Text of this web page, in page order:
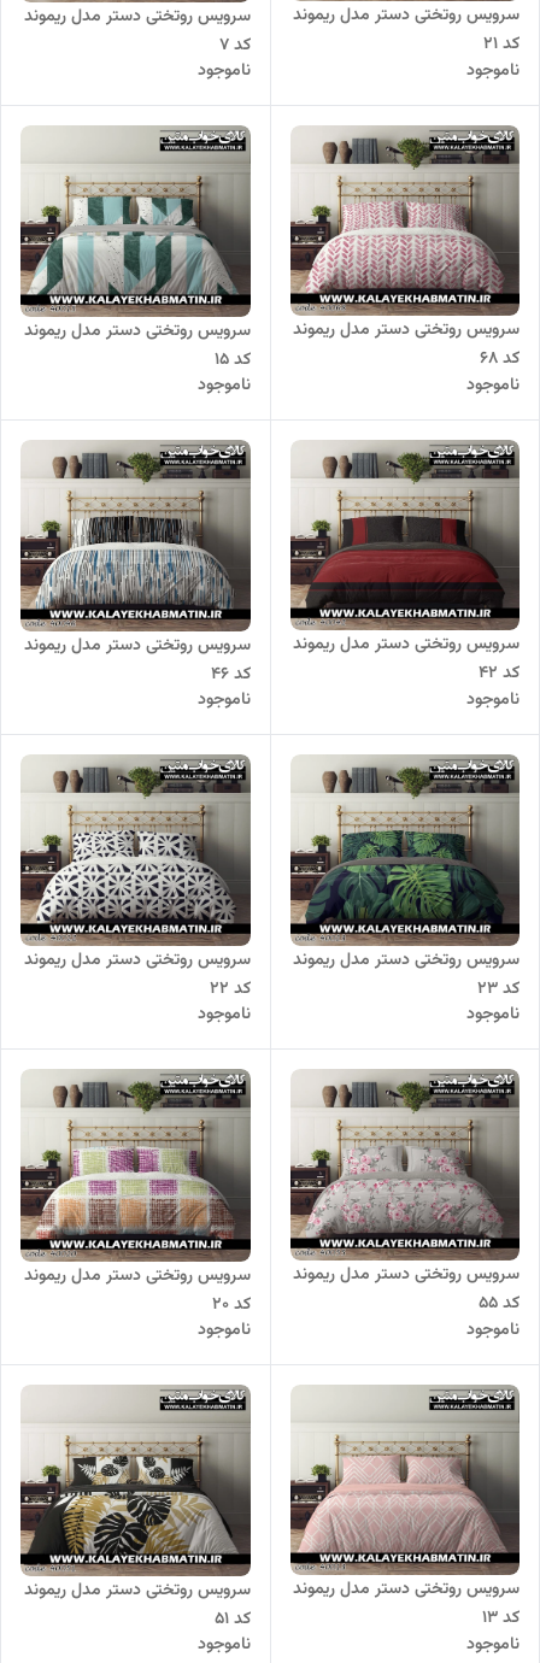
سرویس روتختی دستر مدل ریموند
کد 21
ناموجود
سرویس روتختی دستر مدل ریموند
کد 7
ناموجود
سرویس روتختی دستر مدل ریموند
کد 68
ناموجود
سرویس روتختی دستر مدل ریموند
کد 15
ناموجود
سرویس روتختی دستر مدل ریموند
کد 42
ناموجود
سرویس روتختی دستر مدل ریموند
کد 46
ناموجود
سرویس روتختی دستر مدل ریموند
کد 23
ناموجود
سرویس روتختی دستر مدل ریموند
کد 22
ناموجود
سرویس روتختی دستر مدل ریموند
کد 55
ناموجود
سرویس روتختی دستر مدل ریموند
کد 20
ناموجود
سرویس روتختی دستر مدل ریموند
کد 13
ناموجود
سرویس روتختی دستر مدل ریموند
کد 51
ناموجود